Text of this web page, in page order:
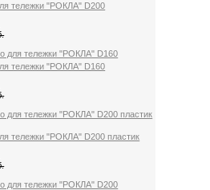
тележки "РОКЛА" D200
тележки "РОКЛА" D160
тележки "РОКЛА" D200 пластик